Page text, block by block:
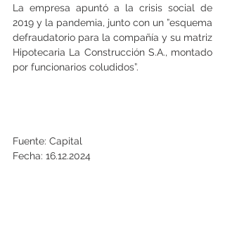
La empresa apuntó a la crisis social de
2019 y la pandemia, junto con un ”esquema
defraudatorio para la compañía y su matriz
Hipotecaria La Construcción S.A., montado
por funcionarios coludidos”.
Fuente: Capital
Fecha: 16.12.2024